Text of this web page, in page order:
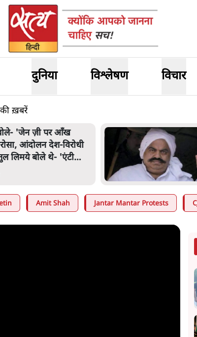
दुनिया विश्लेषण विचार
ख़बरें
'जेन ज़ी पर आँख
आंदोलन देश-विरोधी
लिमये बोले थे- 'एंटी
Amit Shah Jantar Mantar Protests